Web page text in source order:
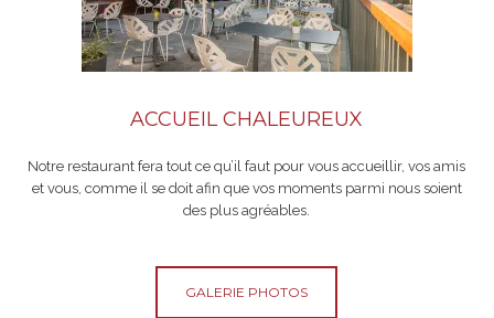
ACCUEIL CHALEUREUX
Notre restaurant fera tout ce qu’il faut pour vous accueillir, vos amis
et vous, comme il se doit afin que vos moments parmi nous soient
des plus agréables.
GALERIE PHOTOS